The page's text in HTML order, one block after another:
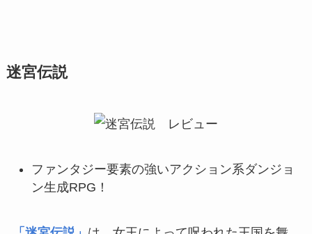
迷宮伝説
ファンタジー要素の強いアクション系ダンジョ
ン生成RPG！